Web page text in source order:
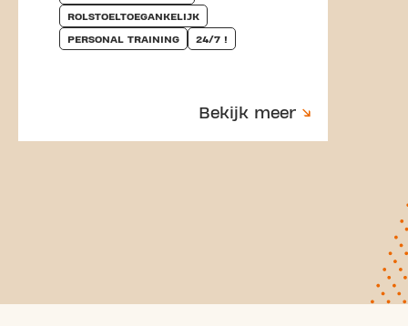
ROLSTOELTOEGANKELIJK
PERSONAL TRAINING 24/7 !
Bekijk meer